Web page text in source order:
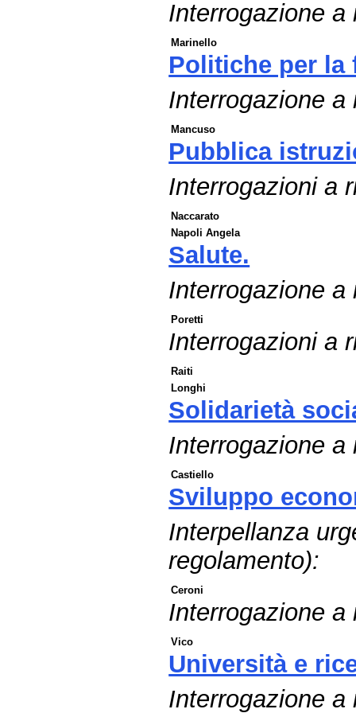
Interrogazione
Marinello
Politiche per la
Interrogazione
Mancuso
Pubblica
Interrogazioni a
Naccarato
Napoli Angela
Salute.
Interrogazione
Poretti
Interrogazioni a
Raiti
Longhi
Solidarietà
Interrogazione a
Castiello
Sviluppo
Interpellanza
regolamento):
Ceroni
Interrogazione
Vico
Università e
Interrogazione